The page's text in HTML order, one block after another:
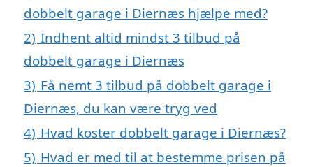
dobbelt garage i Diernæs hjælpe med?
2) Indhent altid mindst 3 tilbud på
dobbelt garage i Diernæs
3) Få nemt 3 tilbud på dobbelt garage i
Diernæs, du kan være tryg ved
4) Hvad koster dobbelt garage i Diernæs?
5) Hvad er med til at bestemme prisen på